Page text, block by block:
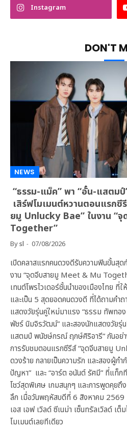
Instagram
DON'T
NEWS
“ธรรม-แม็ค” พา “อั๋น-แสตม
เสิร์ฟโมเมนต์หวานตอนแรกซี
ยมู Unlucky Bae” ในงาน “
Together”
Bysl 07/08/2026
เปิดคลาสแรกคนดวงดีรับความฟินขั้นสุ
งาน “จุดจีบสายมู Meet & Mu
เทนต์โพรไวเดอร์ชั้นนำของเมืองไทย ที่
และเป็น 5 สุดยอดคนดวงดี ที่ได้ถามคำ
แสดงวัยรุ่นคู่ใหม่มาแรง “ธรรม ทัพท
พัชร์ นิมจิรวัฒน์” และสองนักแสดงวัย
แสตมป์ พนัชษ์กรณ์ ฤกษ์ศิริอารี” กันอย่
การรับชมตอนแรกซีรีส์ “จุดจีบสายมู
ดวงร้าย กลายเป็นความรัก และสองผู้ก
ปัญหา” และ “อาร์ต อนันต์ รัศมี” ที่แท็ก
โชว์สุดพิเศษ เกมสนุกๆ และการพูดคุยถึ
ลึก เมื่อวันพฤหัสบดีที่ 6 สิงหาคม 2569
เอส เอฟ เวิลด์ ซีเนม่า เซ็นทรัลเวิลด์ เ
โมเมนต์เลยทีเดียว